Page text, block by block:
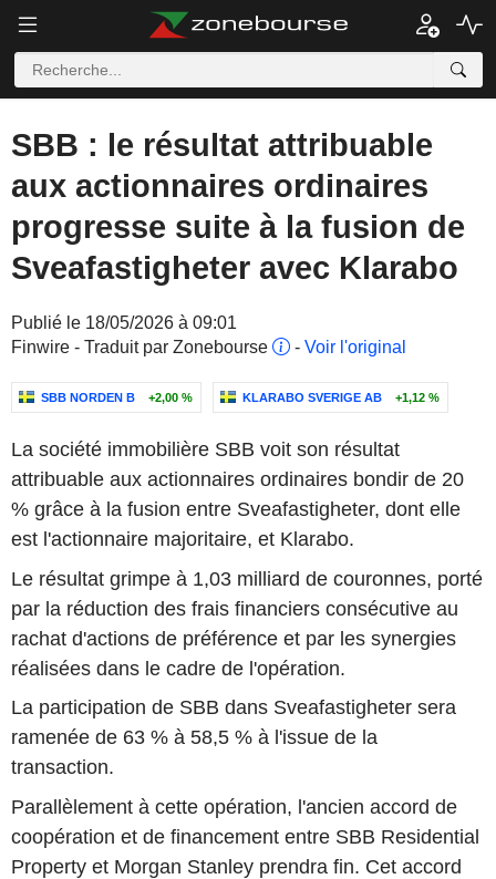
SBB : le résultat attribuable
aux actionnaires ordinaires
progresse suite à la fusion de
Sveafastigheter avec Klarabo
Publié le 18/05/2026 à 09:01
Finwire - Traduit par Zonebourse
- Voir l'original
SBB NORDEN B +2,00 % KLARABO SVERIGE AB +1,12 %
La société immobilière SBB voit son résultat
attribuable aux actionnaires ordinaires bondir de 20
% grâce à la fusion entre Sveafastigheter, dont elle
est l'actionnaire majoritaire, et Klarabo.
Le résultat grimpe à 1,03 milliard de couronnes, porté
par la réduction des frais financiers consécutive au
rachat d'actions de préférence et par les synergies
réalisées dans le cadre de l'opération.
La participation de SBB dans Sveafastigheter sera
ramenée de 63 % à 58,5 % à l'issue de la
transaction.
Parallèlement à cette opération, l'ancien accord de
coopération et de financement entre SBB Residential
Property et Morgan Stanley prendra fin. Cet accord